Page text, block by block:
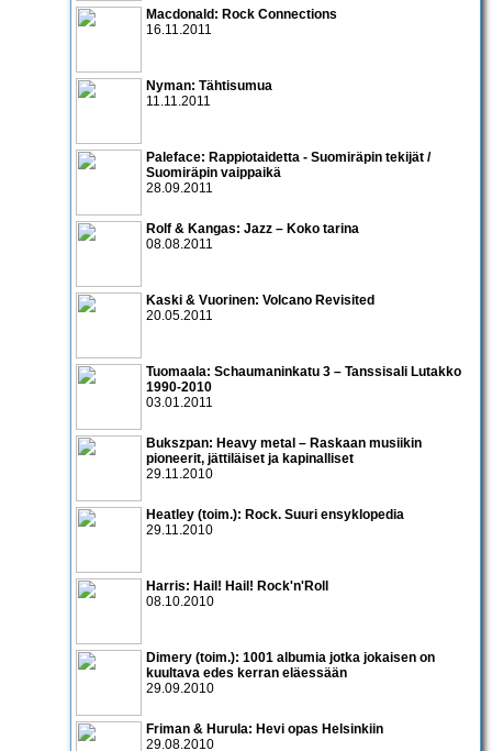
Macdonald: Rock Connections
16.11.2011
Nyman: Tähtisumua
11.11.2011
Paleface: Rappiotaidetta - Suomiräpin tekijät /
Suomiräpin vaippaikä
28.09.2011
Rolf & Kangas: Jazz – Koko tarina
08.08.2011
Kaski & Vuorinen: Volcano Revisited
20.05.2011
Tuomaala: Schaumaninkatu 3 – Tanssisali Lutakko
1990­-2010
03.01.2011
Bukszpan: Heavy metal – Raskaan musiikin
pioneerit, jättiläiset ja kapinalliset
29.11.2010
Heatley (toim.): Rock. Suuri ensyklopedia
29.11.2010
Harris: Hail! Hail! Rock'n'Roll
08.10.2010
Dimery (toim.): 1001 albumia jotka jokaisen on
kuultava edes kerran eläessään
29.09.2010
Friman & Hurula: Hevi opas Helsinkiin
29.08.2010